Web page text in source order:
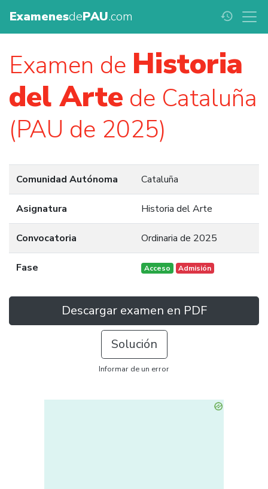
ExamenesdePAU.com history
Examen de Historia
del Arte de Cataluña
(PAU de 2025)
Comunidad Autónoma Cataluña
Asignatura Historia del Arte
Convocatoria Ordinaria de 2025
Fase Acceso Admisión
Descargar examen en PDF
Solución
Informar de un error